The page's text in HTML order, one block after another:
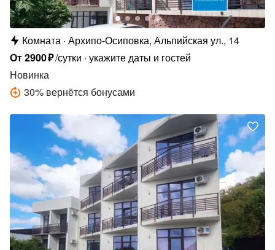
Комната Архипо-Осиповка, Альпийская ул., 14
От2900₽/сутки укажите даты и гостей
Новинка
30% вернётся бонусами